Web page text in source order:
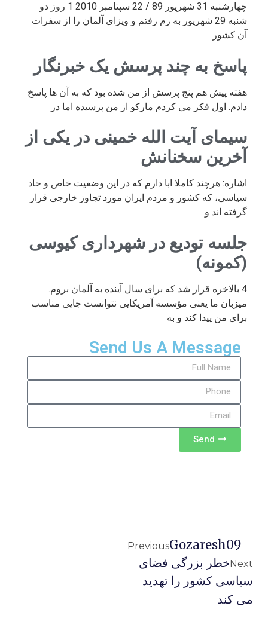
چهارشنبه 31 شهریور 89 / 22 سپتامبر 2010 1 روز دو
شنبه 29 شهریور به رم رفتم و ویزای آلمان را از سفرات
آن کشور
پاسخ به چند پرسش یک خبرنگار
هفته پیش هم پنج پرسش از من شده بود که به آن ها پاسخ
دادم. اول فکر می کردم مارکو از من پرسیده اما در
سیمای آیت الله خمینی در یکی از
آخرین سخنانش
اشاره: هرچند کاملا ابا دارم که در این وضعیت خاص و حاد
سیاسی، که کشور و مردم ایران مورد تجاوز خارجی قرار
گرفته اند و
جلسه تودیع در شهرداری کیوسی
(کمونه)
4 بالاخره قرار شد که برای سال آینده به آلمان بروم.
میزبان ما یعنی مؤسسه آمریکایی نتوانست جایی مناسب
برای من پیدا کند و به
Send Us A Message
Send
PreviousGozaresh09
Nextخطر بزرگی فضای
سیاسی کشور را تهدید
می کند